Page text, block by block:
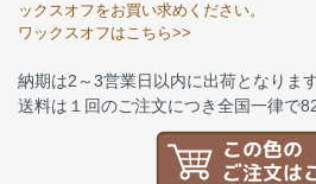
ックスオフをお買い求めください。
ワックスオフはこちら>>
納期は2～3営業日以内に出荷となります
送料は１回のご注文につき全国一律で